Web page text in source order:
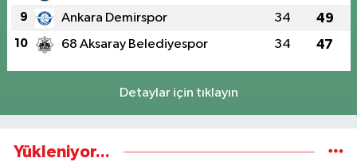
9 Ankara Demirspor 34 49
10 68 Aksaray Belediyespor 34 47
Detaylar için tıklayın
Yükleniyor...